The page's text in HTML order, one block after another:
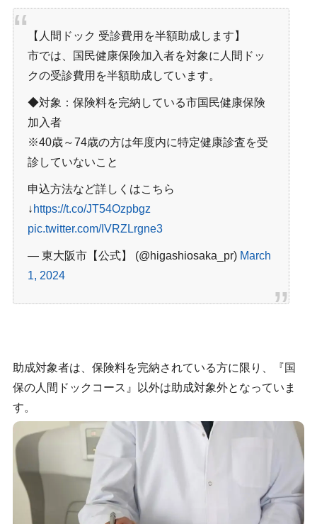
【人間ドック 受診費用を半額助成します】
市では、国民健康保険加入者を対象に人間ドッ
クの受診費用を半額助成しています。
◆対象：保険料を完納している市国民健康保険
加入者
※40歳～74歳の方は年度内に特定健康診査を受
診していないこと
申込方法など詳しくはこちら
↓ https://t.co/JT54Ozpbgz
pic.twitter.com/IVRZLrgne3
— 東大阪市【公式】 (@higashiosaka_pr) March
1, 2024
助成対象者は、保険料を完納されている方に限り、『国
保の人間ドックコース』以外は助成対象外となっていま
す。